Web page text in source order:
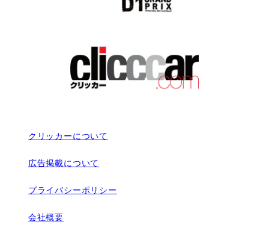
クリッカーについて
広告掲載について
プライバシーポリシー
会社概要